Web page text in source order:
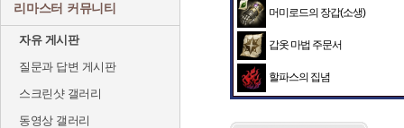
리마스터 커뮤니티
자유 게시판
질문과 답변 게시판
스크린샷 갤러리
동영상 갤러리
머미로드의 장갑(소생)
갑옷 마법 주문서
할파스의 집념